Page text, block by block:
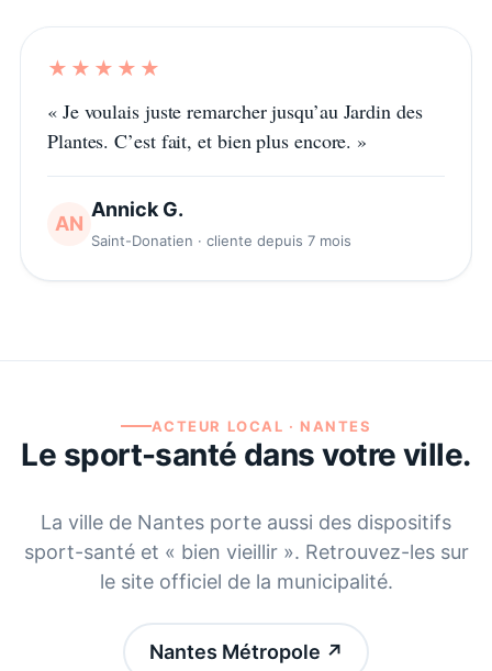
★★★★★
« Je voulais juste remarcher jusqu’au Jardin des
Plantes. C’est fait, et bien plus encore. »
AN
Annick G.
Saint-Donatien · cliente depuis 7 mois
ACTEUR LOCAL · NANTES
Le sport-santé dans votre ville.
La ville de Nantes porte aussi des dispositifs
sport-santé et « bien vieillir ». Retrouvez-les sur
le site officiel de la municipalité.
Nantes Métropole ↗